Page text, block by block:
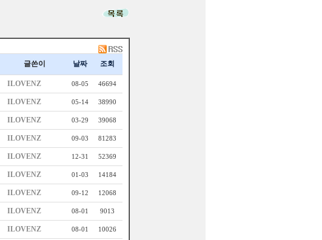
글쓴이 날짜 조회
ILOVENZ 08-05 46694
ILOVENZ 05-14 38990
ILOVENZ 03-29 39068
ILOVENZ 09-03 81283
ILOVENZ 12-31 52369
ILOVENZ 01-03 14184
ILOVENZ 09-12 12068
ILOVENZ 08-01 9013
ILOVENZ 08-01 10026